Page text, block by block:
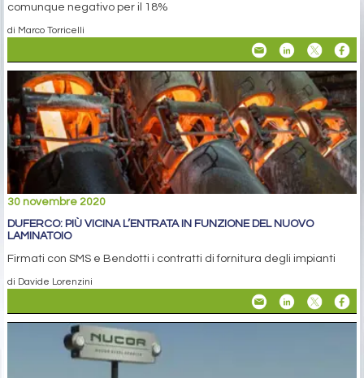
comunque negativo per il 18%
di Marco Torricelli
30 novembre 2020
DUFERCO: PIÙ VICINA L’ENTRATA IN FUNZIONE DEL NUOVO
LAMINATOIO
Firmati con SMS e Bendotti i contratti di fornitura degli impianti
di Davide Lorenzini